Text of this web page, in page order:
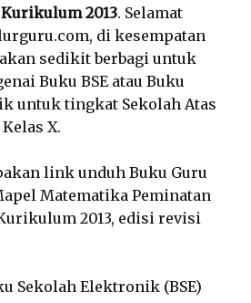
Kurikulum 2013. Selamat
di kesempatan
sedikit berbagi untuk
Buku BSE atau Buku
untuk tingkat Sekolah Atas
X.
link unduh Buku Guru
Matematika Peminatan
2013, edisi revisi
Sekolah Elektronik (BSE)